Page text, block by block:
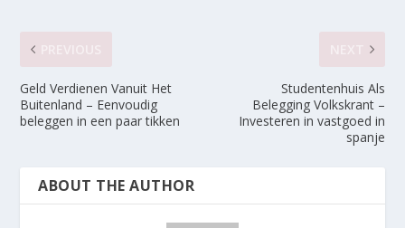
Geld Verdienen Vanuit Het
Buitenland – Eenvoudig
beleggen in een paar tikken
Studentenhuis Als
Belegging Volkskrant –
Investeren in vastgoed in
spanje
ABOUT THE AUTHOR